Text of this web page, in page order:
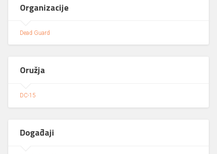
Organizacije
Dead Guard
Oružja
DC-15
Događaji